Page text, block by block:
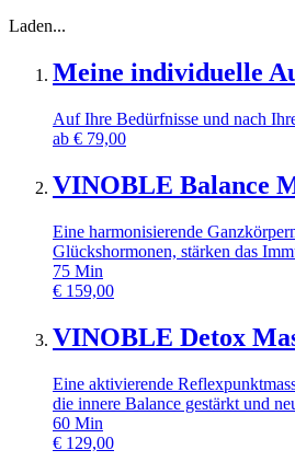
Laden...
Meine individuelle
Auf Ihre Bedürfnisse und nach
ab € 79,00
VINOBLE Balance
Eine harmonisierende
Glückshormonen, stärken das
75 Min
€ 159,00
VINOBLE Detox
Eine aktivierende
die innere Balance gestärkt und
60 Min
€ 129,00